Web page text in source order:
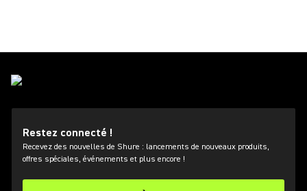
Restez connecté !
Recevez des nouvelles de Shure : lancements de nouveaux produits,
offres spéciales, événements et plus encore !